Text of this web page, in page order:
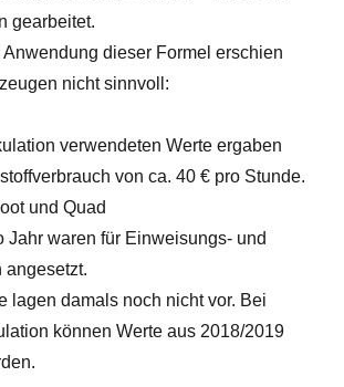
gearbeitet.
dieser Formel erschien
nicht sinnvoll:
verwendeten Werte ergaben
von ca. 40 € pro Stunde.
und Quad
Jahr waren für Einweisungs- und
angesetzt.
lagen damals noch nicht vor. Bei
können Werte aus 2018/2019